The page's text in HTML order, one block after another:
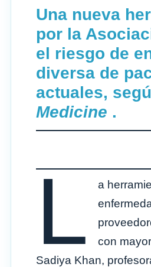
Una nueva
por la
el riesgo de
diversa de
actuales,
Medicine .
L
a
con
Sadiya Khan,